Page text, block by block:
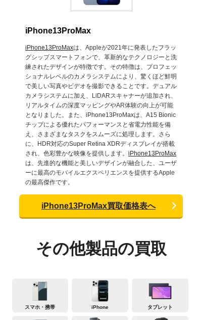
iPhone13ProMax
iPhone13ProMaxは、Appleが2021年に発表したフラッ
グシップスマートフォンで、革新的なテクノロジーと洗
練されたデザインが特徴です。その特徴は、プロフェッ
ショナルレベルのカメラシステムにより、驚くほど鮮明
で美しい写真やビデオを撮影できることです。デュアル
カメラシステムに加え、LiDARスキャナーが追加され、
リアルタイムの深度マッピングやAR体験の向上が可能
となりました。また、iPhone13ProMaxは、A15 Bionic
チップによる優れたパフォーマンスと省電力性能を備
え、さまざまなタスクをスムーズに処理します。さら
に、HDR対応のSuper Retina XDRディスプレイが搭載
され、色彩豊かな映像を提供します。 iPhone13ProMax
は、先進的な機能と美しいデザインが融合した、ユーザ
ーに最高のモバイルエクスペリエンスを提供するApple
の最高傑作です。
iPhone13ProMax買取価格表へ
その他製品の買取
スマホ・携帯 iPhone タブレット